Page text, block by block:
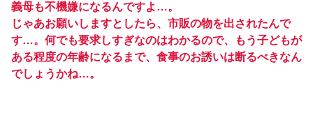
義母も不機嫌になるんですよ…。
じゃあお願いしますとしたら、市販の物を出されたんで
す…。何でも要求しすぎなのはわかるので、もう子どもが
ある程度の年齢になるまで、食事のお誘いは断るべきなん
でしょうかね…。